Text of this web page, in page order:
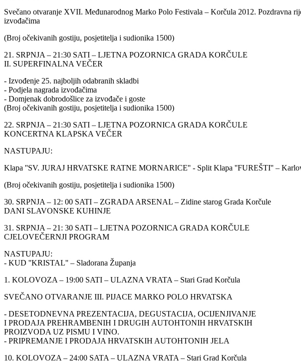
Svečano otvaranje XVII. Međunarodnog Marko Polo Festivala – Korčula 2012. Pozdravna
izvođačima
(Broj očekivanih gostiju, posjetitelja i sudionika 1500)
21. SRPNJA – 21:30 SATI – LJETNA POZORNICA GRADA KORČULE
II. SUPERFINALNA VEČER
- Izvođenje 25. najboljih odabranih skladbi
- Podjela nagrada izvođačima
- Domjenak dobrodošlice za izvođače i goste
(Broj očekivanih gostiju, posjetitelja i sudionika 1500)
22. SRPNJA – 21:30 SATI – LJETNA POZORNICA GRADA KORČULE
KONCERTNA KLAPSKA VEČER
NASTUPAJU:
Klapa ''SV. JURAJ HRVATSKE RATNE MORNARICE'' - Split Klapa ''FUREŠTI'' –
(Broj očekivanih gostiju, posjetitelja i sudionika 1500)
30. SRPNJA – 12: 00 SATI – ZGRADA ARSENAL – Zidine starog Grada Korčule
DANI SLAVONSKE KUHINJE
31. SRPNJA – 21: 30 SATI – LJETNA POZORNICA GRADA KORČULE
CJELOVEČERNJI PROGRAM
NASTUPAJU:
- KUD ''KRISTAL'' – Sladorana Županja
1. KOLOVOZA – 19:00 SATI – ULAZNA VRATA – Stari Grad Korčula
SVEČANO OTVARANJE III. PIJACE MARKO POLO HRVATSKA
- DESETODNEVNA PREZENTACIJA, DEGUSTACIJA, OCIJENJIVANJE
I PRODAJA PREHRAMBENIH I DRUGIH AUTOHTONIH HRVATSKIH
PROIZVODA UZ PISMU I VINO.
- PRIPREMANJE I PRODAJA HRVATSKIH AUTOHTONIH JELA
10. KOLOVOZA – 24:00 SATA – ULAZNA VRATA – Stari Grad Korčula